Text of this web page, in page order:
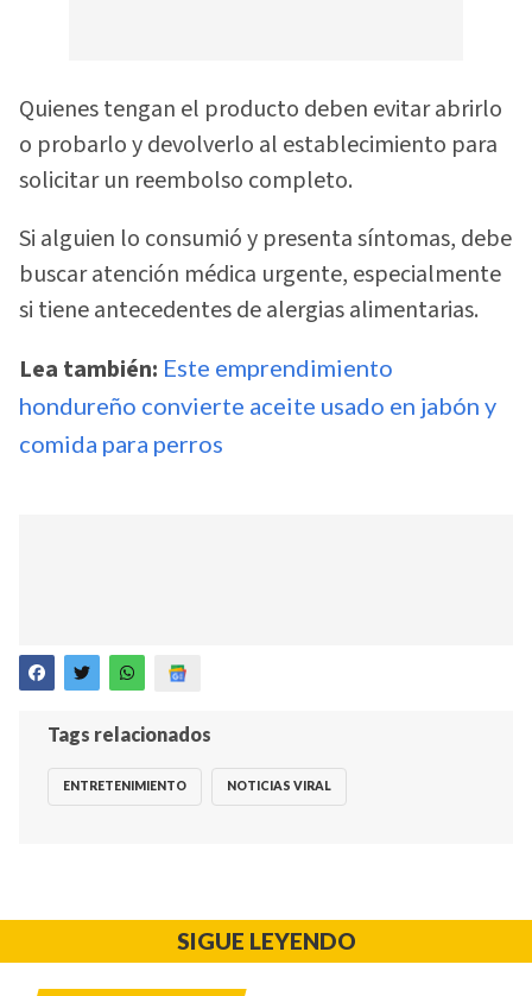
Quienes tengan el producto deben evitar abrirlo
o probarlo y devolverlo al establecimiento para
solicitar un reembolso completo.
Si alguien lo consumió y presenta síntomas, debe
buscar atención médica urgente, especialmente
si tiene antecedentes de alergias alimentarias.
Lea también: Este emprendimiento
hondureño convierte aceite usado en jabón y
comida para perros
Tags relacionados
ENTRETENIMIENTO NOTICIAS VIRAL
SIGUE LEYENDO